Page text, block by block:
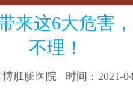
来这6大危害
不理！
肛肠医院 时间：2021-